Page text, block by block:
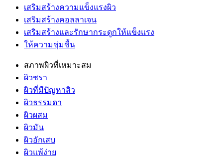
เสริมสร้างความแข็งแรงผิว
เสริมสร้างคอลลาเจน
เสริมสร้างและรักษากระดูกให้แข็งแรง
ให้ความชุ่มชื้น
สภาพผิวที่เหมาะสม
ผิวชรา
ผิวที่มีปัญหาสิว
ผิวธรรมดา
ผิวผสม
ผิวมัน
ผิวอักเสบ
ผิวแพ้ง่าย